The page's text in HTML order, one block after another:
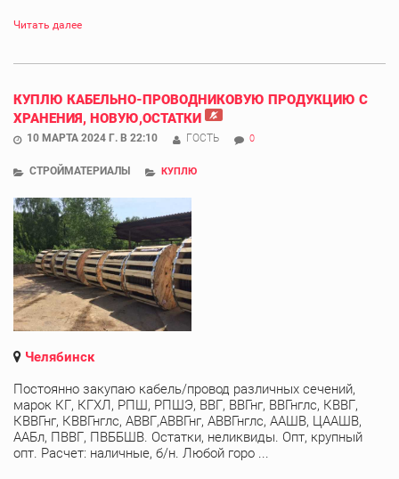
Читать далее
КУПЛЮ КАБЕЛЬНО-ПРОВОДНИКОВУЮ ПРОДУКЦИЮ С
ХРАНЕНИЯ, НОВУЮ,ОСТАТКИ
10 МАРТА 2024 Г. В 22:10 ГОСТЬ 0
СТРОЙМАТЕРИАЛЫ КУПЛЮ
Челябинск
Постоянно закупаю кабель/провод различных сечений,
марок КГ, КГХЛ, РПШ, РПШЭ, ВВГ, ВВГнг, ВВГнглс, КВВГ,
КВВГнг, КВВГнглс, АВВГ,АВВГнг, АВВГнглс, ААШВ, ЦААШВ,
ААБл, ПВВГ, ПВББШВ. Остатки, неликвиды. Опт, крупный
опт. Расчет: наличные, б/н. Любой горо ...